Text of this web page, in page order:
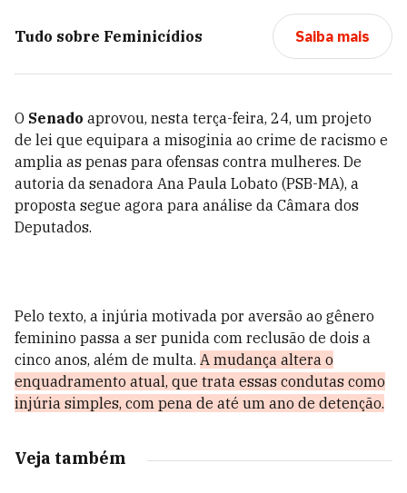
Tudo sobre Feminicídios Saiba mais
O Senado aprovou, nesta terça-feira, 24, um projeto
de lei que equipara a misoginia ao crime de racismo e
amplia as penas para ofensas contra mulheres. De
autoria da senadora Ana Paula Lobato (PSB-MA), a
proposta segue agora para análise da Câmara dos
Deputados.
Pelo texto, a injúria motivada por aversão ao gênero
feminino passa a ser punida com reclusão de dois a
cinco anos, além de multa. A mudança altera o
enquadramento atual, que trata essas condutas como
injúria simples, com pena de até um ano de detenção.
Veja também